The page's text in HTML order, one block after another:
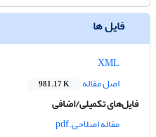
فایل ها
اصل مقاله
981.17 K
فایل‌های تکمیلی/اضافی
مقاله اصلاحی.pdf